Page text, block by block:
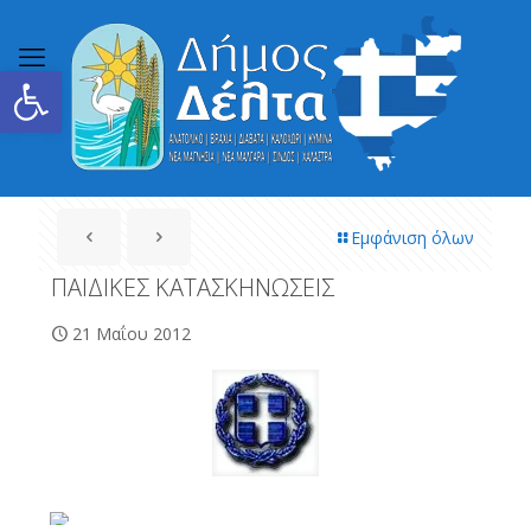
Ανοίξτε τη γραμμή εργαλείων
Εμφάνιση όλων
ΠΑΙΔΙΚΕΣ ΚΑΤΑΣΚΗΝΩΣΕΙΣ
21 Μαΐου 2012